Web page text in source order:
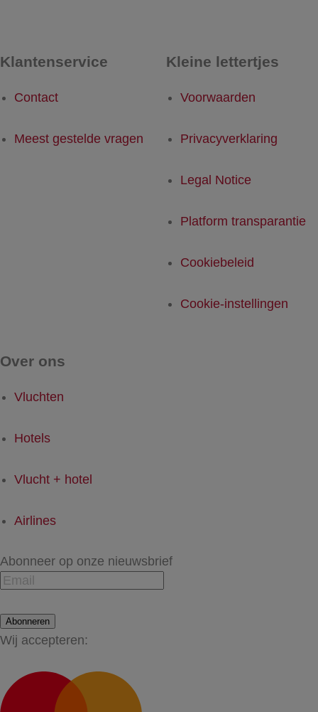
Klantenservice
Contact
Meest gestelde vragen
Kleine lettertjes
Voorwaarden
Privacyverklaring
Legal Notice
Platform transparantie
Cookiebeleid
Cookie-instellingen
Over ons
Vluchten
Hotels
Vlucht + hotel
Airlines
Abonneer op onze nieuwsbrief
Abonneren
Wij accepteren: